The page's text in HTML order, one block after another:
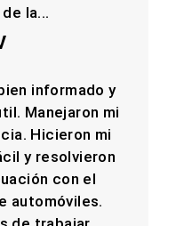
la...
informado y
Manejaron mi
Hicieron mi
y resolvieron
con el
automóviles.